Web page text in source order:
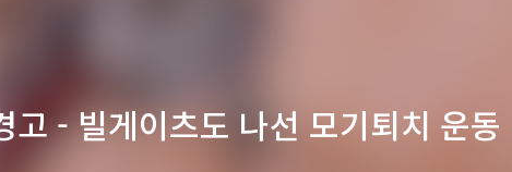
고 - 빌게이츠도 나선 모기퇴치 운동